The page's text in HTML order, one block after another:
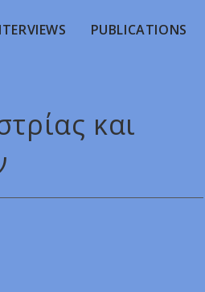
PUBLICATIONS
και